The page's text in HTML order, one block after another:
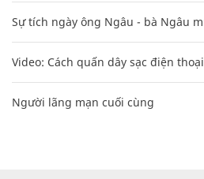
Sự tích ngày ông Ngâu - bà Ngâu
Video: Cách quấn dây sạc điện
Người lãng mạn cuối cùng